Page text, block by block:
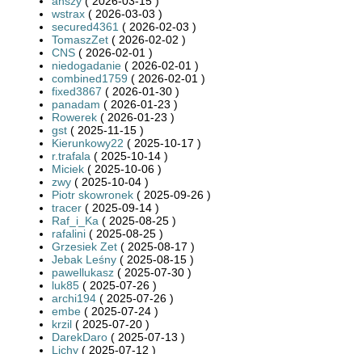
wstrax ( 2026-03-03 )
secured4361 ( 2026-02-03 )
TomaszZet ( 2026-02-02 )
CNS ( 2026-02-01 )
niedogadanie ( 2026-02-01 )
combined1759 ( 2026-02-01 )
fixed3867 ( 2026-01-30 )
panadam ( 2026-01-23 )
Rowerek ( 2026-01-23 )
gst ( 2025-11-15 )
Kierunkowy22 ( 2025-10-17 )
r.trafala ( 2025-10-14 )
Miciek ( 2025-10-06 )
zwy ( 2025-10-04 )
Piotr skowronek ( 2025-09-26 )
tracer ( 2025-09-14 )
Raf_i_Ka ( 2025-08-25 )
rafalini ( 2025-08-25 )
Grzesiek Zet ( 2025-08-17 )
Jebak Leśny ( 2025-08-15 )
pawellukasz ( 2025-07-30 )
luk85 ( 2025-07-26 )
archi194 ( 2025-07-26 )
embe ( 2025-07-24 )
krzil ( 2025-07-20 )
DarekDaro ( 2025-07-13 )
Lichy ( 2025-07-12 )